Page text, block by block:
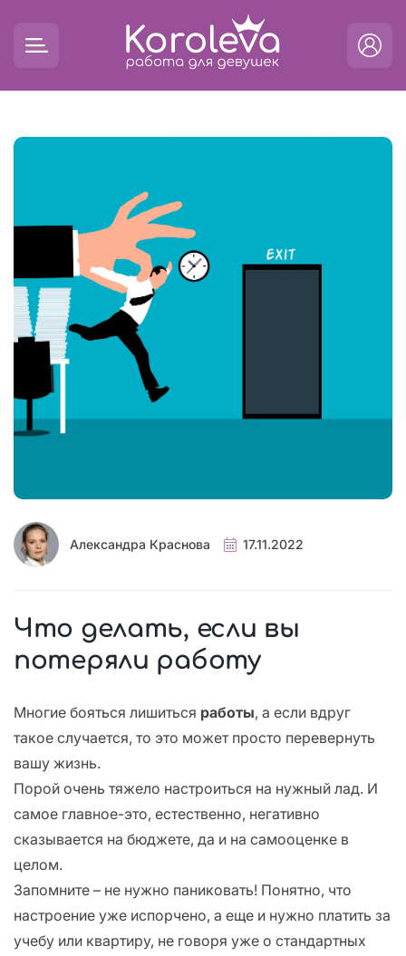
Александра Краснова 17.11.2022
Что делать, если вы
потеряли работу
Многие бояться лишиться работы, а если вдруг
такое случается, то это может просто перевернуть
вашу жизнь.
Порой очень тяжело настроиться на нужный лад. И
самое главное-это, естественно, негативно
сказывается на бюджете, да и на самооценке в
целом.
Запомните – не нужно паниковать! Понятно, что
настроение уже испорчено, а еще и нужно платить за
учебу или квартиру, не говоря уже о стандартных